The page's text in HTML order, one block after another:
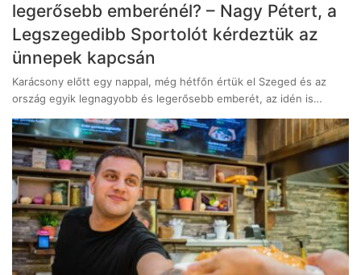
legerősebb emberénél? – Nagy Pétert, a
Legszegedibb Sportolót kérdeztük az
ünnepek kapcsán
Karácsony előtt egy nappal, még hétfőn értük el Szeged és az
ország egyik legnagyobb és legerősebb emberét, az idén is…